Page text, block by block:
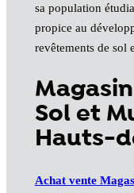
sa population
propice au
revêtements de sol
Sol et
Hauts-
Achat vente